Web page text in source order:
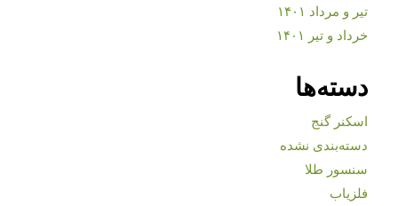
تیر و مرداد ۱۴۰۱
خرداد و تیر ۱۴۰۱
دسته‌ها
اسکنر گنج
دسته‌بندی نشده
سنسور طلا
فلزیاب